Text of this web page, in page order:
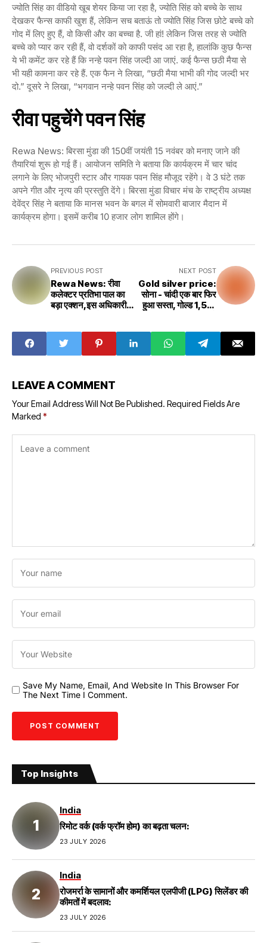
ज्योति सिंह का वीडियो खूब शेयर किया जा रहा है, ज्योति सिंह को बच्चे के साथ
देखकर फैन्स काफी खुश हैं, लेकिन सच बताऊं तो ज्योति सिंह जिस छोटे बच्चे को
गोद में लिए हुए हैं, वो किसी और का बच्चा है. जी हां! लेकिन जिस तरह से ज्योति
बच्चे को प्यार कर रही हैं, वो दर्शकों को काफी पसंद आ रहा है, हालांकि कुछ फैन्स
ये भी कमेंट कर रहे हैं कि नन्हे पवन सिंह जल्दी आ जाएं. कई फैन्स छठी मैया से
भी यही कामना कर रहे हैं. एक फैन ने लिखा, “छठी मैया भाभी की गोद जल्दी भर
दो.” दूसरे ने लिखा, “भगवान नन्हे पवन सिंह को जल्दी ले आएं.”
रीवा पहुचेंगे पवन सिंह
Rewa News: बिरसा मुंडा की 150वीं जयंती 15 नवंबर को मनाए जाने की
तैयारियां शुरू हो गई हैं। आयोजन समिति ने बताया कि कार्यक्रम में चार चांद
लगाने के लिए भोजपुरी स्टार और गायक पवन सिंह मौजूद रहेंगे। वे 3 घंटे तक
अपने गीत और नृत्य की प्रस्तुति देंगे। बिरसा मुंडा विचार मंच के राष्ट्रीय अध्यक्ष
देवेंद्र सिंह ने बताया कि मानस भवन के बगल में सोमवारी बाजार मैदान में
कार्यक्रम होगा। इसमें करीब 10 हजार लोग शामिल होंगे।
PREVIOUS POST
Rewa News: रीवा
कलेक्टर प्रतिभा पाल का
बड़ा एक्शन,इस अधिकारी
NEXT POST
Gold silver price:
सोना - चांदी एक बार फिर
हुआ सस्ता, गोल्ड ₹1,519
LEAVE A COMMENT
Your Email Address Will Not Be Published. Required Fields Are
Marked *
Save My Name, Email, And Website In This Browser For
The Next Time I Comment.
Top Insights
India
रिमोट वर्क (वर्क फ्रॉम होम) का बढ़ता चलन:
23 JULY 2026
India
रोजमर्रा के सामानों और कमर्शियल एलपीजी (LPG) सिलेंडर की
कीमतों में बदलाव:
23 JULY 2026